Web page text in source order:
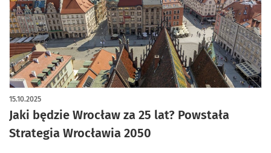
Jaki będzie Wrocław za 25 lat? Powstała
Strategia Wrocławia 2050
15.10.2025